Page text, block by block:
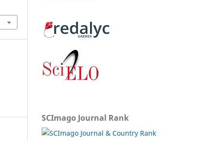
SCImago Journal Rank